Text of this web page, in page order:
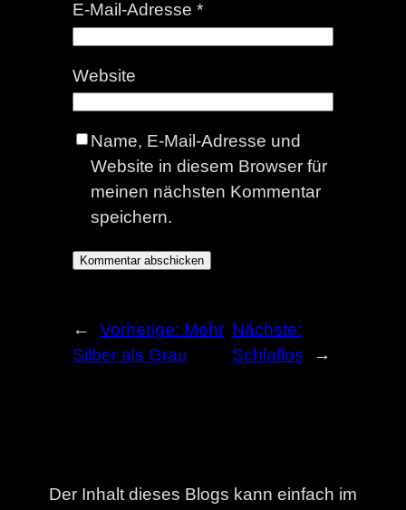
E-Mail-Adresse *
Website
Name, E-Mail-Adresse und
Website in diesem Browser für
meinen nächsten Kommentar
speichern.
← Vorherige: Mehr
Silber als Grau
Nächste:
Schlaflos
→
Der Inhalt dieses Blogs kann einfach im